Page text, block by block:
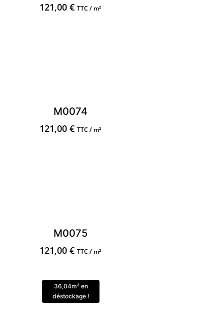
121,00€ TTC / m²
M0074
121,00€ TTC / m²
M0075
121,00€ TTC / m²